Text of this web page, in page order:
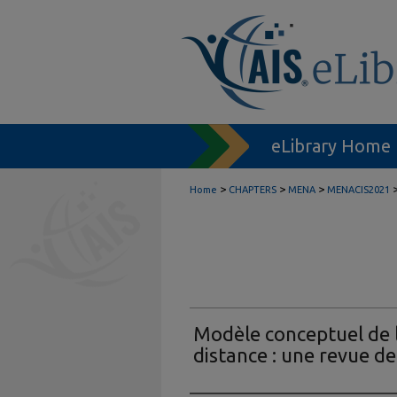
eLibrary Home
Home > CHAPTERS > MENA > MENACIS2021
Modèle conceptuel de
distance : une revue